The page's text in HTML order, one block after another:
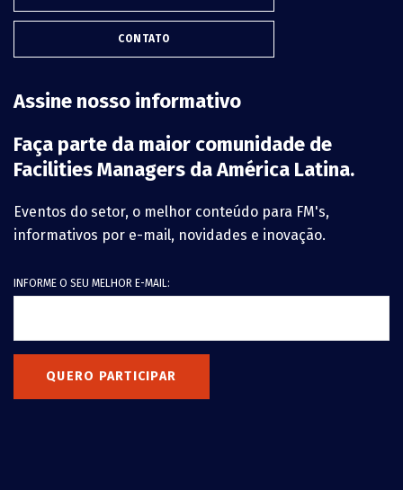
CONTATO
Assine nosso informativo
Faça parte da maior comunidade de
Facilities Managers da América Latina.
Eventos do setor, o melhor conteúdo para FM's,
informativos por e-mail, novidades e inovação.
INFORME O SEU MELHOR E-MAIL:
QUERO PARTICIPAR